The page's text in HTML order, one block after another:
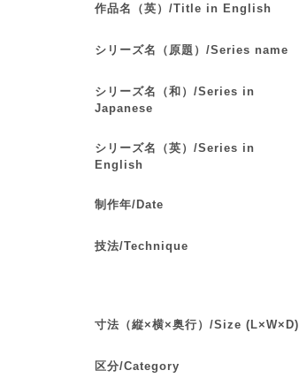
作品名（英）/Title in English
シリーズ名（原題）/Series name
シリーズ名（和）/Series in
Japanese
シリーズ名（英）/Series in
English
制作年/Date
技法/Technique
寸法（縦×横×奥行）/Size (L×W×D)
区分/Category